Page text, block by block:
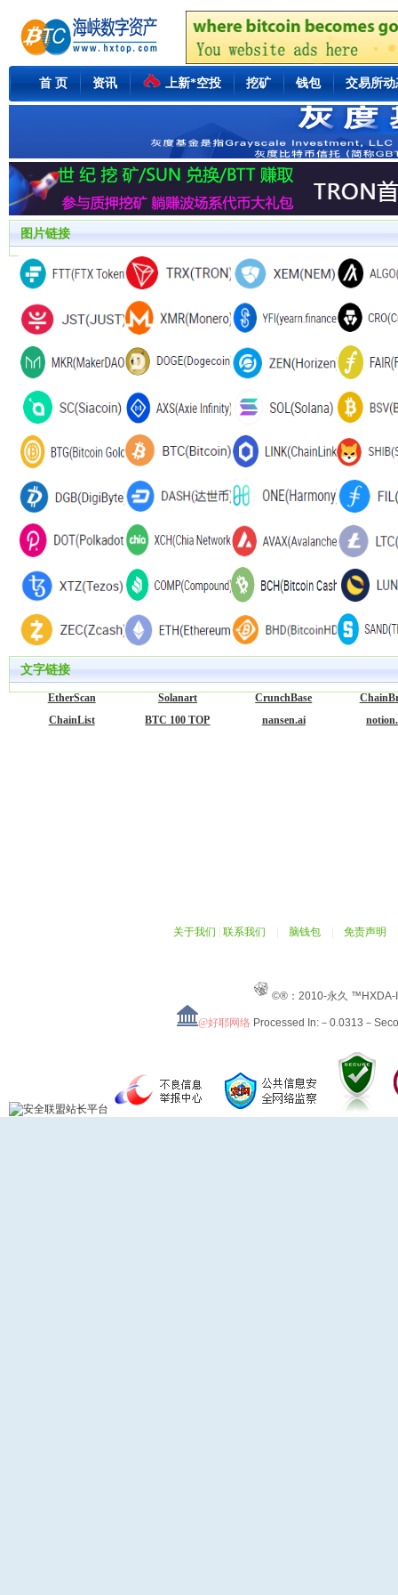
首 页 资讯 上新*空投 挖矿 钱包 交易所动
图片链接
文字链接
EtherScan Solanart CrunchBase
ChainList
BTC 100 TOP nansen.ai
关于我们 联系我们 脑钱包 免责声明
©®：2010-永久
@好耶网络 Processed In:－0.0313－